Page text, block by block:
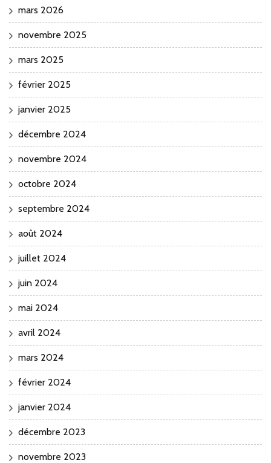
mars 2026
novembre 2025
mars 2025
février 2025
janvier 2025
décembre 2024
novembre 2024
octobre 2024
septembre 2024
août 2024
juillet 2024
juin 2024
mai 2024
avril 2024
mars 2024
février 2024
janvier 2024
décembre 2023
novembre 2023